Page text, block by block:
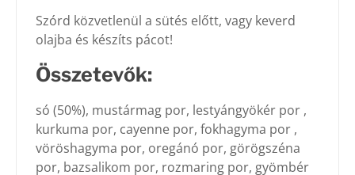
Szórd közvetlenül a sütés előtt, vagy keverd
olajba és készíts pácot!
Összetevők:
só (50%), mustármag por, lestyángyökér por ,
kurkuma por, cayenne por, fokhagyma por ,
vöröshagyma por, oregánó por, görögszéna
por, bazsalikom por, rozmaring por, gyömbér